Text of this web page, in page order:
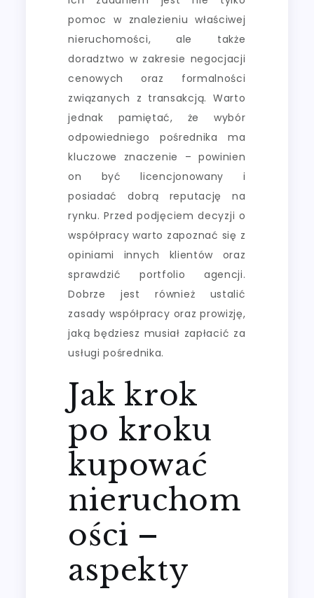
pomoc w znalezieniu właściwej
nieruchomości, ale także
doradztwo w zakresie negocjacji
cenowych oraz formalności
związanych z transakcją. Warto
jednak pamiętać, że wybór
odpowiedniego pośrednika ma
kluczowe znaczenie – powinien
on być licencjonowany i
posiadać dobrą reputację na
rynku. Przed podjęciem decyzji o
współpracy warto zapoznać się z
opiniami innych klientów oraz
sprawdzić portfolio agencji.
Dobrze jest również ustalić
zasady współpracy oraz prowizję,
jaką będziesz musiał zapłacić za
usługi pośrednika.
Jak krok
po kroku
kupować
nieruchom
ości –
aspekty